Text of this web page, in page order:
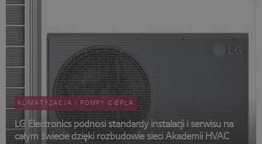
KLIMATYZACJA I POMPY CIEPŁA
LG Electronics podnosi standardy instalacji i serwisu na
całym świecie dzięki rozbudowie sieci Akademii HVAC